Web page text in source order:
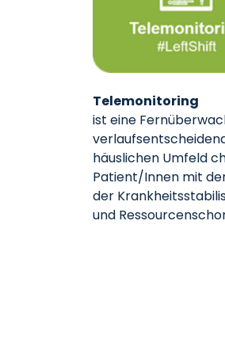
Telemonitoring
ist eine
häuslichen Umfeld
Patient/Innen mit
der
und